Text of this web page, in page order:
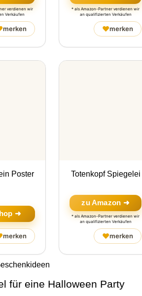
verdienen wir
Verkäufen
merken
* als Amazon-Partner verdienen wir
an qualifizierten Verkäufen
♥merken
Poster
➜
merken
Totenkopf Spiegelei
zu Amazon ➜
* als Amazon-Partner verdienen wir
an qualifizierten Verkäufen
♥merken
für eine Halloween Party